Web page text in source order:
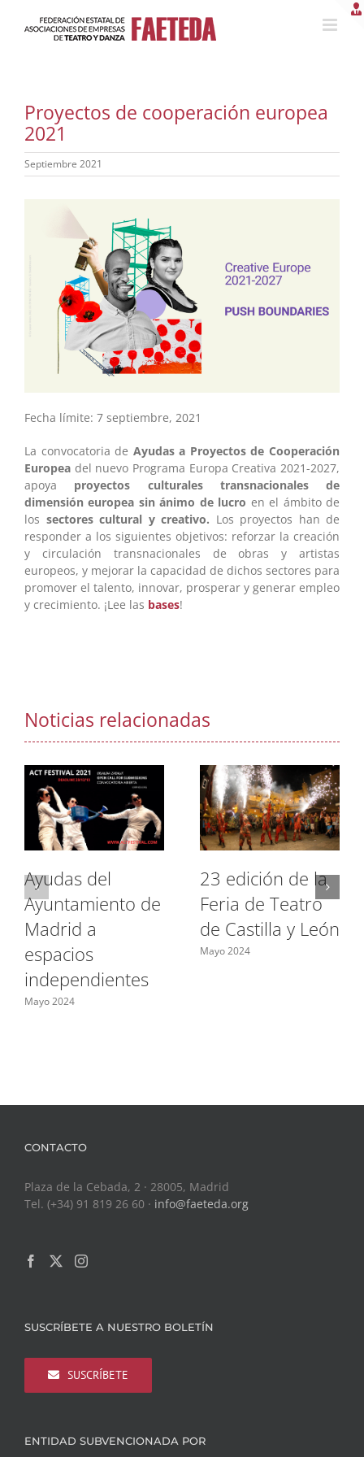
Proyectos de cooperación europea
2021
Septiembre 2021
Fecha límite: 7 septiembre, 2021
La convocatoria de Ayudas a Proyectos de Cooperación
Europeadel nuevo Programa Europa Creativa 2021-2027,
apoya proyectos culturales transnacionales de
dimensión europea sin ánimo de lucro en el ámbito de
los sectores cultural y creativo. Los proyectos han de
responder a los siguientes objetivos: reforzar la creación
y circulación transnacionales de obras y artistas
europeos, y mejorar la capacidad de dichos sectores para
promover el talento, innovar, prosperar y generar empleo
y crecimiento. ¡Lee las bases!
Noticias relacionadas
Ayudas del
Ayuntamiento de
Madrid a
espacios
independientes
Mayo 2024
23 edición de la
Feria de Teatro
de Castilla y León
Mayo 2024
CONTACTO
Plaza de la Cebada, 2 · 28005, Madrid
Tel. (+34) 91 819 26 60 · info@faeteda.org
SUSCRÍBETE A NUESTRO BOLETÍN
SUSCRÍBETE
ENTIDAD SUBVENCIONADA POR